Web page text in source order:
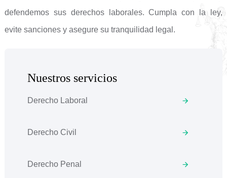
defendemos sus derechos laborales. Cumpla con la ley,
evite sanciones y asegure su tranquilidad legal.
Nuestros servicios
Derecho Laboral
Derecho Civil
Derecho Penal